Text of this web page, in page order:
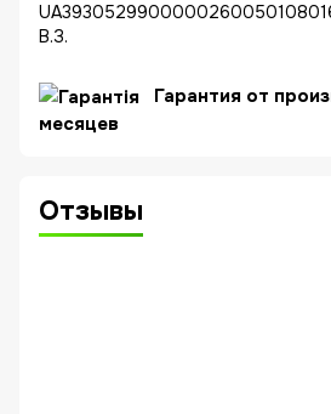
В.З.
Гарантия от
месяцев
Отзывы